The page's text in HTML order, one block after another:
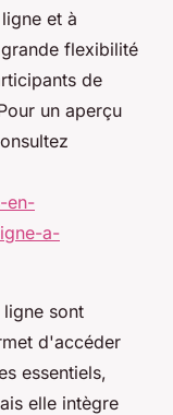
et à
flexibilité
de
un aperçu
en-
a-
sont
d'accéder
essentiels,
elle intègre